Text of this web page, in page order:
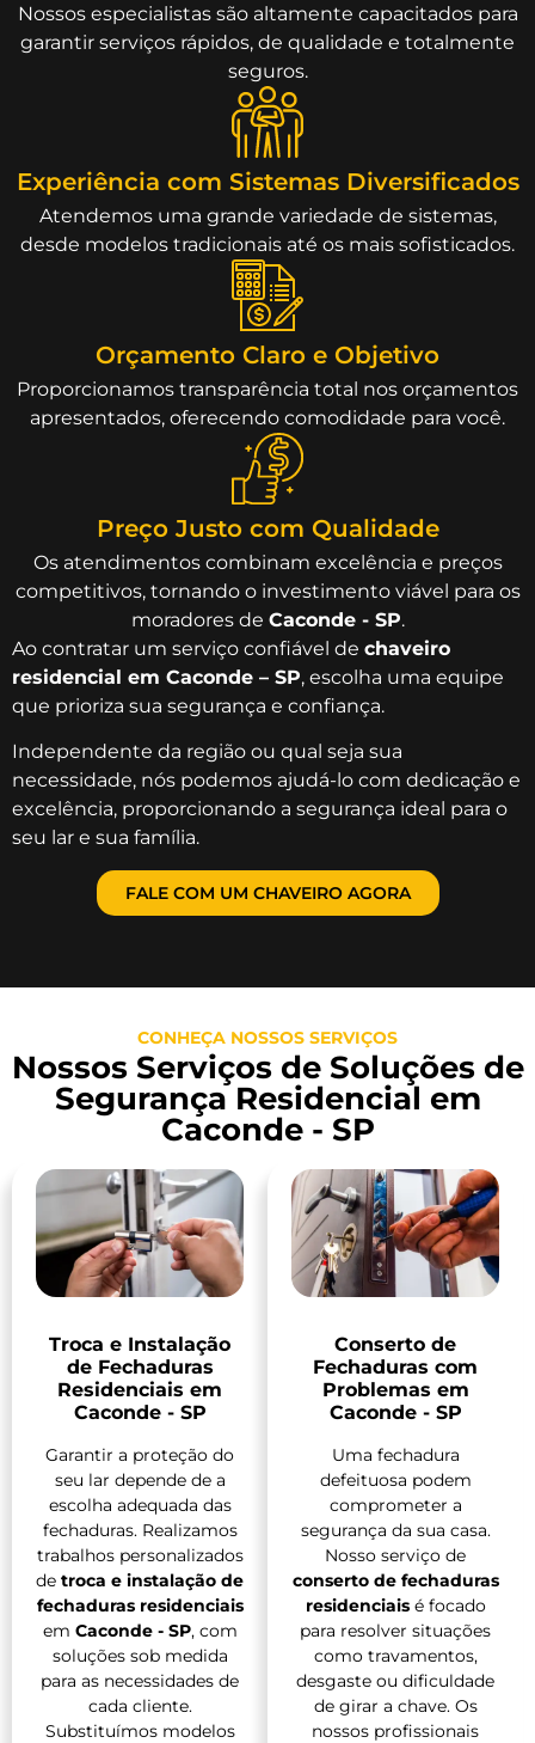
Nossos especialistas são altamente capacitados para
garantir serviços rápidos, de qualidade e totalmente
seguros.
Experiência com Sistemas Diversificados
Atendemos uma grande variedade de sistemas,
desde modelos tradicionais até os mais sofisticados.
Orçamento Claro e Objetivo
Proporcionamos transparência total nos orçamentos
apresentados, oferecendo comodidade para você.
Preço Justo com Qualidade
Os atendimentos combinam excelência e preços
competitivos, tornando o investimento viável para os
moradores de Caconde - SP.
Ao contratar um serviço confiável de chaveiro
residencial em Caconde – SP, escolha uma equipe
que prioriza sua segurança e confiança.
Independente da região ou qual seja sua
necessidade, nós podemos ajudá-lo com dedicação e
excelência, proporcionando a segurança ideal para o
seu lar e sua família.
FALE COM UM CHAVEIRO AGORA
CONHEÇA NOSSOS SERVIÇOS
Nossos Serviços de Soluções de
Segurança Residencial em
Caconde - SP
Troca e Instalação
de Fechaduras
Residenciais em
Caconde - SP
Garantir a proteção do
seu lar depende de a
escolha adequada das
fechaduras. Realizamos
trabalhos personalizados
de troca e instalação de
fechaduras residenciais
em Caconde - SP, com
soluções sob medida
para as necessidades de
cada cliente.
Substituímos modelos
Conserto de
Fechaduras com
Problemas em
Caconde - SP
Uma fechadura
defeituosa podem
comprometer a
segurança da sua casa.
Nosso serviço de
conserto de fechaduras
residenciaisé focado
para resolver situações
como travamentos,
desgaste ou dificuldade
de girar a chave. Os
nossos profissionais